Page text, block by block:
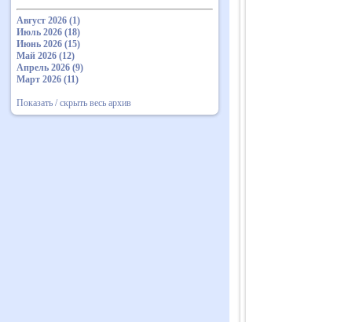
Август 2026 (1)
Июль 2026 (18)
Июнь 2026 (15)
Май 2026 (12)
Апрель 2026 (9)
Март 2026 (11)
Показать / скрыть весь архив